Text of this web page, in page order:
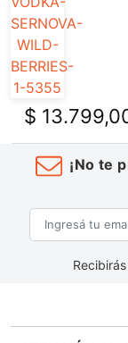
$
¡No te